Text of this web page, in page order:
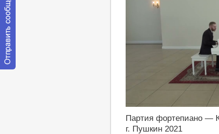
Партия фортепиано —
г. Пушкин 2021